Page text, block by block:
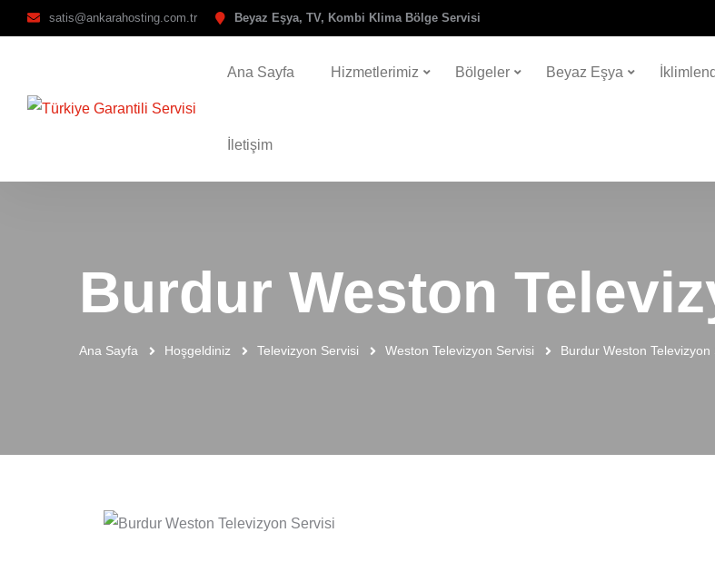
satis@ankarahosting.com.tr Beyaz Eşya, TV, Kombi Klima Bölge Servisi
Ana Sayfa Hizmetlerimiz Bölgeler Beyaz Eşya
İletişim
Burdur Weston
Ana Sayfa Hoşgeldiniz Televizyon Servisi Weston Televizyon Servisi Burdur Weston Televizyon